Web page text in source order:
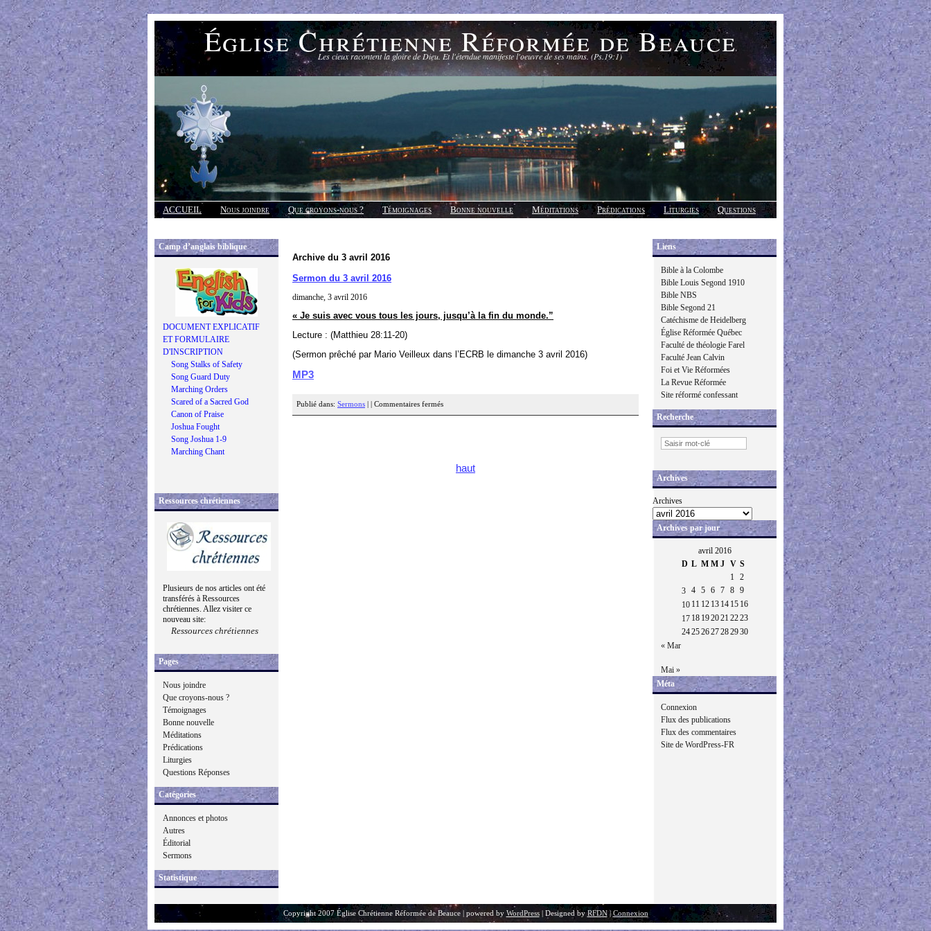
Église Chrétienne Réformée de Beauce
Les cieux racontent la gloire de Dieu. Et l'étendue manifeste l'oeuvre de ses mains. (Ps.19:1)
ACCUEIL Nous joindre Que croyons-nous ? Témoignages Bonne nouvelle Méditations Prédications Liturgies
Questions
Réponses
Camp d’anglais biblique
DOCUMENT EXPLICATIF
ET FORMULAIRE
D'INSCRIPTION
Song Stalks of Safety
Song Guard Duty
Marching Orders
Scared of a Sacred God
Canon of Praise
Joshua Fought
Song Joshua 1-9
Marching Chant
Ressources chrétiennes
Plusieurs de nos articles ont été
transférés à Ressources
chrétiennes. Allez visiter ce
nouveau site:
Ressources chrétiennes
Pages
Nous joindre
Que croyons-nous ?
Témoignages
Bonne nouvelle
Méditations
Prédications
Liturgies
Questions Réponses
Catégories
Annonces et photos
Autres
Éditorial
Sermons
Statistique
Archive du 3 avril 2016
Sermon du 3 avril 2016
dimanche, 3 avril 2016
« Je suis avec vous tous les jours, jusqu’à la fin du monde.”
Lecture : (Matthieu 28:11-20)
(Sermon prêché par Mario Veilleux dans l’ECRB le dimanche 3 avril 2016)
MP3
Publié dans: Sermons Commentaires fermés
haut
Liens
Bible à la Colombe
Bible Louis Segond 1910
Bible NBS
Bible Segond 21
Catéchisme de Heidelberg
Église Réformée Québec
Faculté de théologie Farel
Faculté Jean Calvin
Foi et Vie Réformées
La Revue Réformée
Site réformé confessant
Recherche
Archives
Archives
Archives par jour
avril 2016
D L M M J V S
1
2
3
4 5 6 7 8
9
10 11 12 13 14 15 16
17 18 192021 2223
24252627282930
« Mar
Mai »
Méta
Connexion
Flux des publications
Flux des commentaires
Site de WordPress-FR
Copyright 2007 Église Chrétienne Réformée de Beauce | powered by WordPress| Designed byRFDN|Connexion